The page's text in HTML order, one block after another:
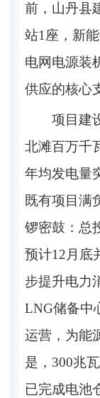
前，山丹县
站1座，新
电网电源装
供应的核心
项目建
北滩百万千
年均发电量
既有项目满
锣密鼓：总
预计12月底
步提升电力
LNG储备中
运营，为能
是，300兆
已完成电池